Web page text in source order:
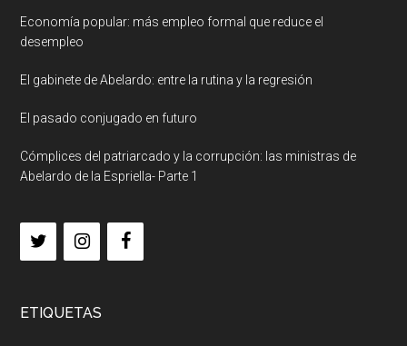
Economía popular: más empleo formal que reduce el
desempleo
El gabinete de Abelardo: entre la rutina y la regresión
El pasado conjugado en futuro
Cómplices del patriarcado y la corrupción: las ministras de
Abelardo de la Espriella- Parte 1
ETIQUETAS